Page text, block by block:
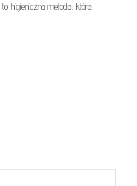
higieniczna metoda, która